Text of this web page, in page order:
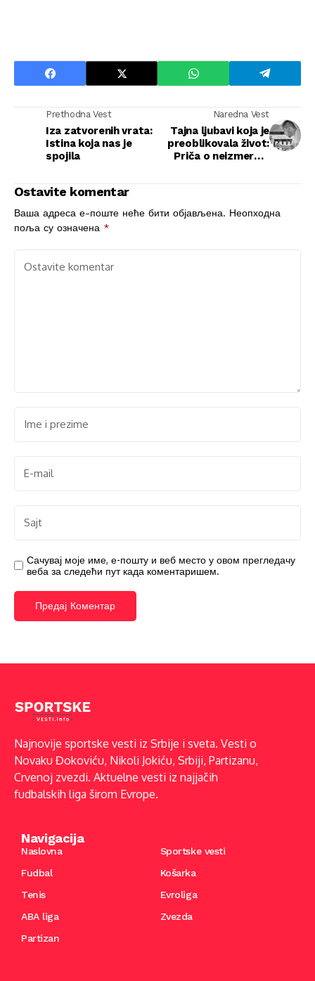
Prethodna Vest
Iza zatvorenih vrata:
Istina koja nas je
spojila
Naredna Vest
Tajna ljubavi koja je
preoblikovala život:
Priča o neizmernoj
Ostavite komentar
Ваша адреса е-поште неће бити објављена. Неопходна
поља су означена *
Сачувај моје име, е-пошту и веб место у овом прегледачу
веба за следећи пут када коментаришем.
Najnovije sportske vesti iz Srbije i sveta. Vesti o
Novaku Đokoviću, Nikoli Jokiću, Srbiji, Partizanu,
Crvenoj zvezdi. Aktuelne vesti iz najjačih
fudbalskih liga širom Evrope.
Navigacija
Naslovna
Sportske vesti
Fudbal
Košarka
Tenis
Evroliga
ABA liga
Zvezda
Partizan